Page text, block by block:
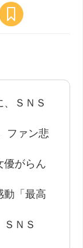
ＳＮＳ
ファン悲
優がらん
動「最高
ＮＳ